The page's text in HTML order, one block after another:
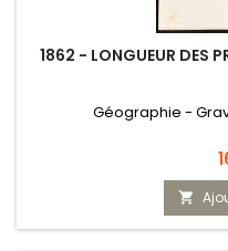
1862 - LONGUEUR DES
Géographie -
